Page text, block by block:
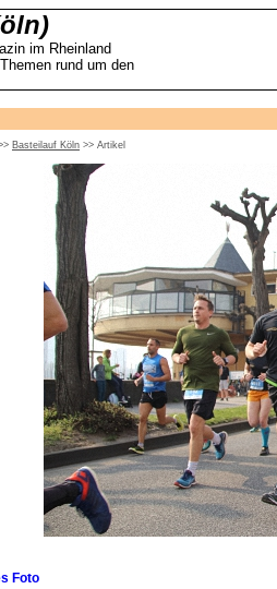
im Rheinland
rund um den
Basteilauf Köln >> Artikel
Foto